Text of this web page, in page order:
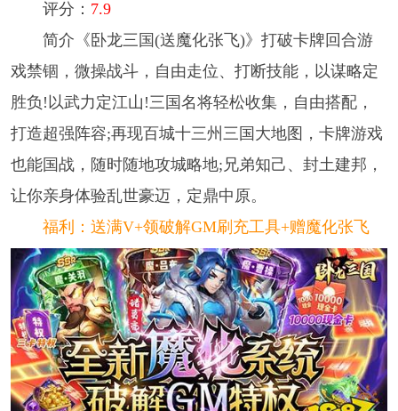
评分： 7.9
简介《卧龙三国(送魔化张飞)》打破卡牌回合游
戏禁锢，微操战斗，自由走位、打断技能，以谋略定
胜负!以武力定江山!三国名将轻松收集，自由搭配，
打造超强阵容;再现百城十三州三国大地图，卡牌游戏
也能国战，随时随地攻城略地;兄弟知己、封土建邦，
让你亲身体验乱世豪迈，定鼎中原。
福利：送满V+领破解GM刷充工具+赠魔化张飞